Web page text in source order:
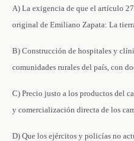
A) La exigencia de que el artículo
original de Emiliano Zapata: La
B) Construcción de hospitales y
comunidades rurales del país, con
C) Precio justo a los productos del
y comercialización directa de los
D) Que los ejércitos y policías no